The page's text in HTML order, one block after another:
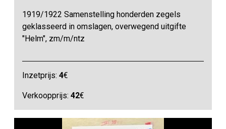
1919/1922 Samenstelling honderden zegels
geklasseerd in omslagen, overwegend uitgifte
"Helm", zm/m/ntz
Inzetprijs:4€
Verkoopprijs:42€